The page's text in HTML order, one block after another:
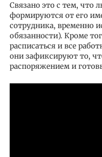
Связано это с тем, что
формируются от его
сотрудника, временно
обязанности). Кроме
расписаться и все
они зафиксируют то,
распоряжением и